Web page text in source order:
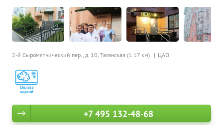
2-й Сыромятнический пер., д. 10, Таганская (1.17 км) ЦАО
+7 495 132-48-68